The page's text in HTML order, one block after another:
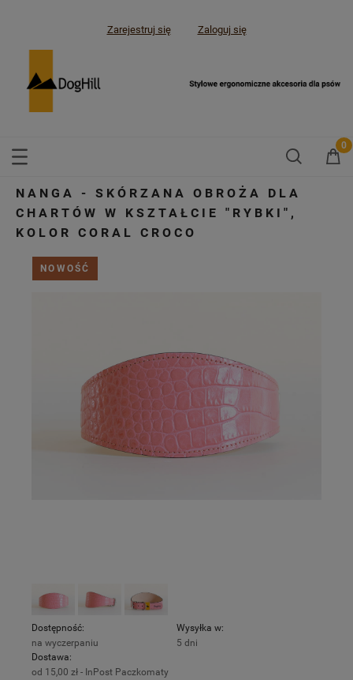
Zarejestruj się Zaloguj się
NANGA - SKÓRZANA OBROŻA DLA
CHARTÓW W KSZTAŁCIE "RYBKI",
KOLOR CORAL CROCO
NOWOŚĆ
Dostępność:
na wyczerpaniu
Wysyłka w:
5 dni
Dostawa:
od 15,00 zł - InPost Paczkomaty